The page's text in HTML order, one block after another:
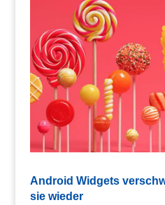
Android Widgets
sie wieder